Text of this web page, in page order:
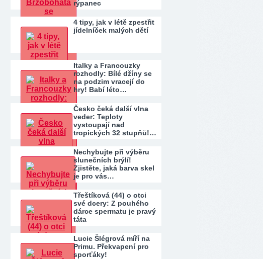
rýpanec
4 tipy, jak v létě zpestřit
jídelníček malých dětí
Italky a Francouzky
rozhodly: Bílé džíny se
na podzim vracejí do
hry! Babí léto…
Česko čeká další vlna
veder: Teploty
vystoupají nad
tropických 32 stupňů!…
Nechybujte při výběru
slunečních brýlí!
Zjistěte, jaká barva skel
je pro vás…
Třeštíková (44) o otci
své dcery: Z pouhého
dárce spermatu je pravý
táta
Lucie Šlégrová míří na
Primu. Překvapení pro
sporťáky!